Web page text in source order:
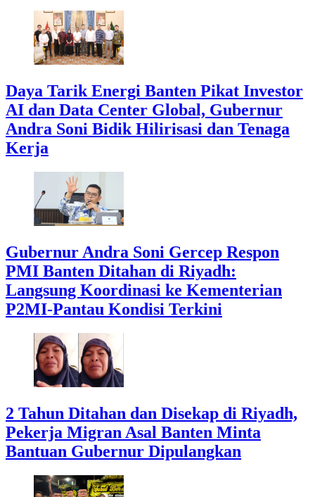
Daya Tarik Energi Banten Pikat Investor
AI dan Data Center Global, Gubernur
Andra Soni Bidik Hilirisasi dan Tenaga
Kerja
Gubernur Andra Soni Gercep Respon
PMI Banten Ditahan di Riyadh:
Langsung Koordinasi ke Kementerian
P2MI-Pantau Kondisi Terkini
2 Tahun Ditahan dan Disekap di Riyadh,
Pekerja Migran Asal Banten Minta
Bantuan Gubernur Dipulangkan